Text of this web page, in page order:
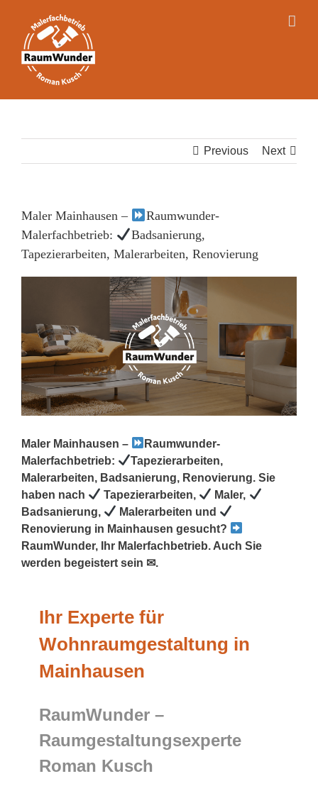
content
Previous Next
Maler Mainhausen –
Raumwunder-
Malerfachbetrieb:
Badsanierung,
Tapezierarbeiten, Malerarbeiten, Renovierung
Maler Mainhausen –
Raumwunder-
Malerfachbetrieb:
Tapezierarbeiten,
Malerarbeiten, Badsanierung, Renovierung. Sie
haben nach
Tapezierarbeiten,
Maler,
Badsanierung,
Malerarbeiten und
Renovierung in Mainhausen gesucht?
RaumWunder, Ihr Malerfachbetrieb. Auch Sie
werden begeistert sein ✉.
Ihr Experte für
Wohnraumgestaltung in
Mainhausen
RaumWunder –
Raumgestaltungsexperte
Roman Kusch